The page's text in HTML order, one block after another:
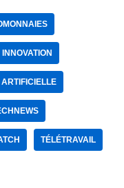
INNOVATION
ARTIFICIELLE
TÉLÉTRAVAIL